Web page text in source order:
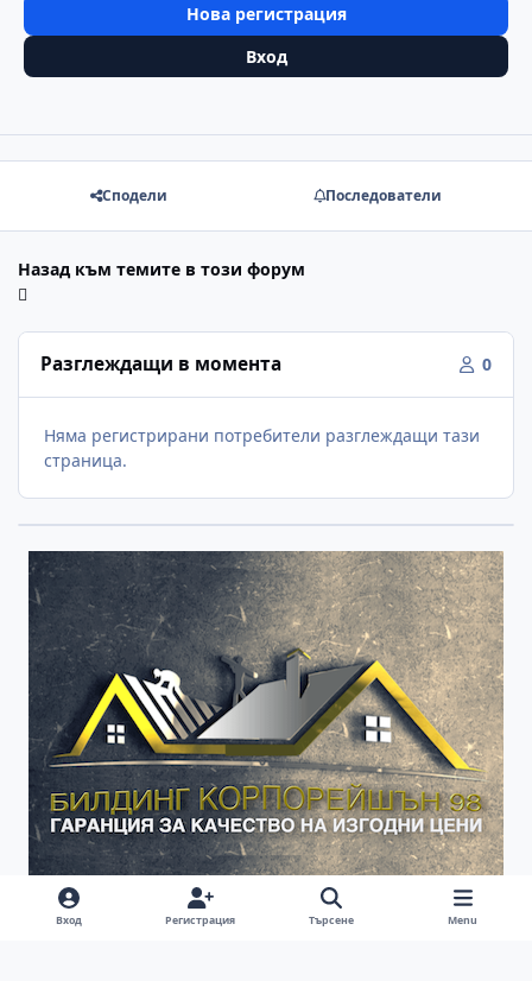
Нова регистрация
Вход
Сподели Последователи
Назад към темите в този форум
Разглеждащи в момента 0
Няма регистрирани потребители разглеждащи тази
страница.
Вход Регистрация Търсене Menu